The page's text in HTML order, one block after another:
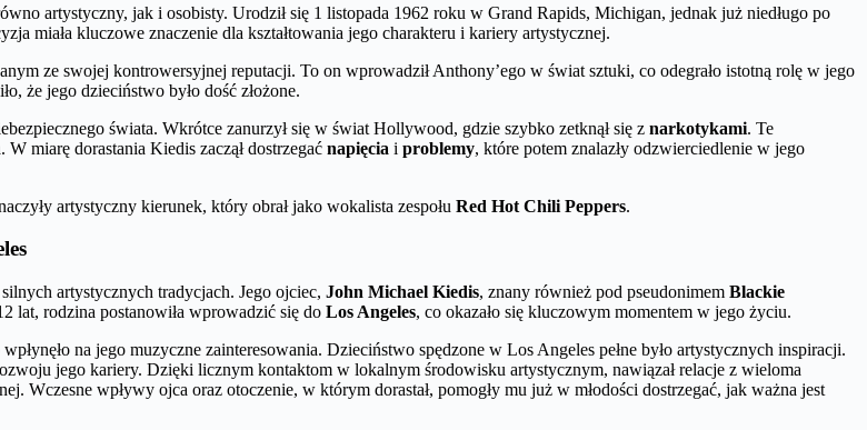
artystyczny, jak i osobisty. Urodził się 1 listopada 1962 roku w Grand Rapids, Michigan, jednak już niedługo po
miała kluczowe znaczenie dla kształtowania jego charakteru i kariery artystycznej.
ze swojej kontrowersyjnej reputacji. To on wprowadził Anthony’ego w świat sztuki, co odegrało istotną rolę w jego
że jego dzieciństwo było dość złożone.
świata. Wkrótce zanurzył się w świat Hollywood, gdzie szybko zetknął się z narkotykami. Te
miarę dorastania Kiedis zaczął dostrzegać napięcia i problemy, które potem znalazły odzwierciedlenie w jego
artystyczny kierunek, który obrał jako wokalista zespołu Red Hot Chili Peppers.
artystycznych tradycjach. Jego ojciec, John Michael Kiedis, znany również pod pseudonimem Blackie
lat, rodzina postanowiła wprowadzić się do Los Angeles, co okazało się kluczowym momentem w jego życiu.
na jego muzyczne zainteresowania. Dzieciństwo spędzone w Los Angeles pełne było artystycznych inspiracji.
jego kariery. Dzięki licznym kontaktom w lokalnym środowisku artystycznym, nawiązał relacje z wieloma
Wczesne wpływy ojca oraz otoczenie, w którym dorastał, pomogły mu już w młodości dostrzegać, jak ważna jest